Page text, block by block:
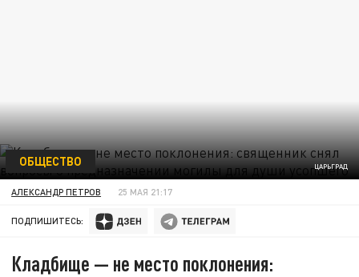
ЦАРЬГРАД
ОБЩЕСТВО
АЛЕКСАНДР ПЕТРОВ 25 МАЯ 21:17
ПОДПИШИТЕСЬ:
Кладбище — не место поклонения: